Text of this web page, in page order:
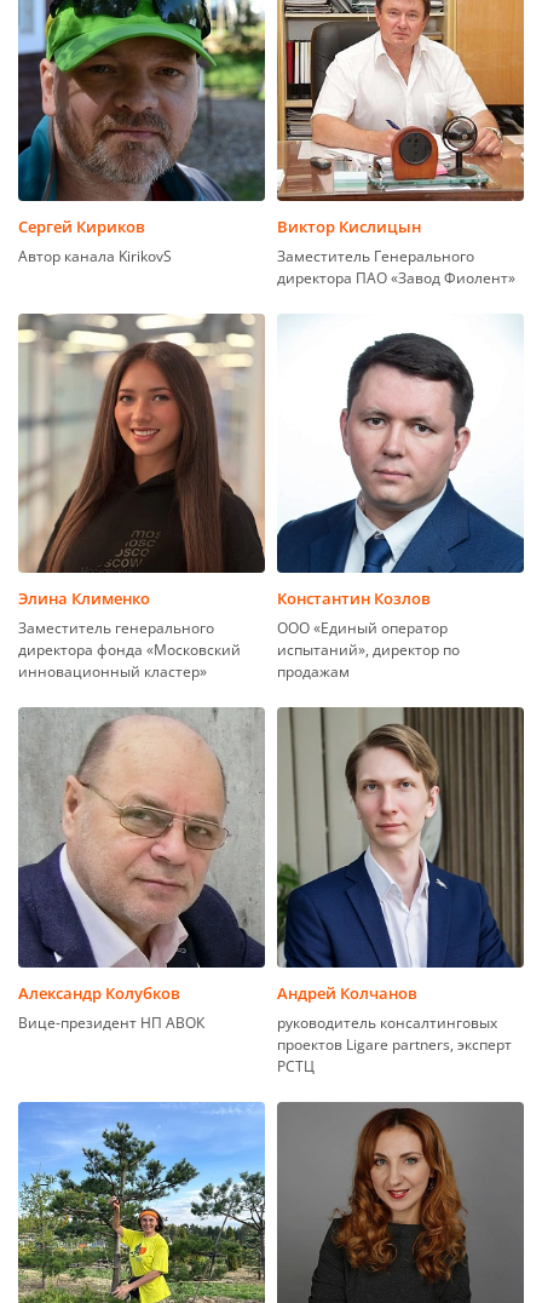
Сергей Кириков
Автор канала KirikovS
Виктор Кислицын
Заместитель Генерального
директора ПАО «Завод Фиолент»
Элина Клименко
Заместитель генерального
директора фонда «Московский
инновационный кластер»
Константин Козлов
ООО «Единый оператор
испытаний», директор по
продажам
Александр Колубков
Вице-президент НП АВОК
Андрей Колчанов
руководитель консалтинговых
проектов Ligare partners, эксперт
РСТЦ